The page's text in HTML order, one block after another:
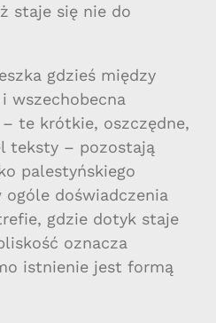
staje się nie do
gdzieś między
wszechobecna
te krótkie, oszczędne,
teksty – pozostają
palestyńskiego
doświadczenia
gdzie dotyk staje
oznacza
istnienie jest formą